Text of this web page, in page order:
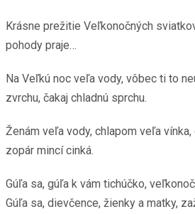
Krásne prežitie Veľkonočných
pohody praje…
Na Veľkú noc veľa vody, vôbec ti to
zvrchu, čakaj chladnú sprchu.
Ženám veľa vody, chlapom veľa
zopár mincí cinká.
Gúľa sa, gúľa k vám tichúčko,
Gúľa sa, dievčence, žienky a matky,